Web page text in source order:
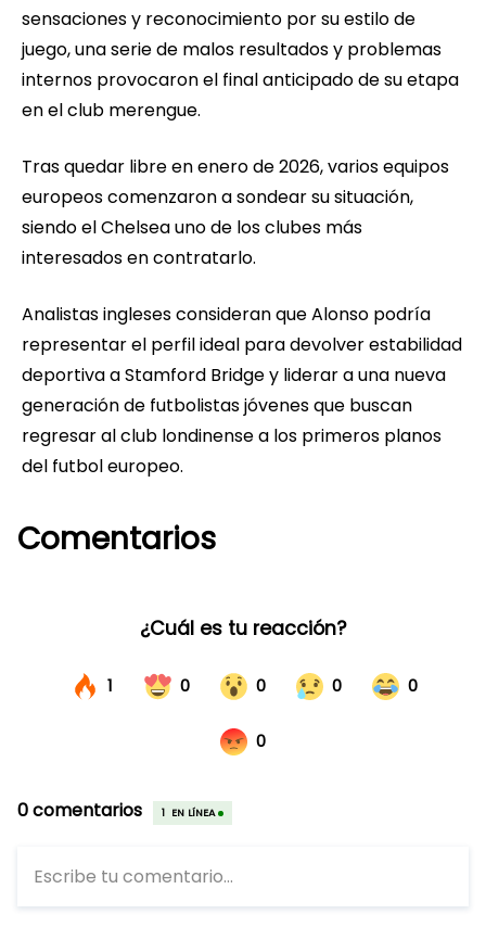
sensaciones y reconocimiento por su estilo de
juego, una serie de malos resultados y problemas
internos provocaron el final anticipado de su etapa
en el club merengue.
Tras quedar libre en enero de 2026, varios equipos
europeos comenzaron a sondear su situación,
siendo el Chelsea uno de los clubes más
interesados en contratarlo.
Analistas ingleses consideran que Alonso podría
representar el perfil ideal para devolver estabilidad
deportiva a Stamford Bridge y liderar a una nueva
generación de futbolistas jóvenes que buscan
regresar al club londinense a los primeros planos
del futbol europeo.
Comentarios